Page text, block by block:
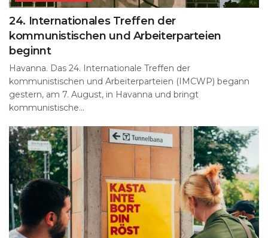
24. Internationales Treffen der
kommunistischen und Arbeiterparteien
beginnt
Havanna. Das 24. Internationale Treffen der
kommunistischen und Arbeiterparteien (IMCWP) begann
gestern, am 7. August, in Havanna und bringt
kommunistische...